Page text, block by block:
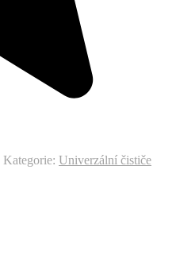
Kategorie: Univerzální čističe